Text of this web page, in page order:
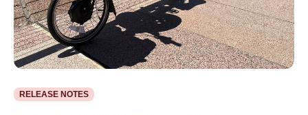
RELEASE NOTES